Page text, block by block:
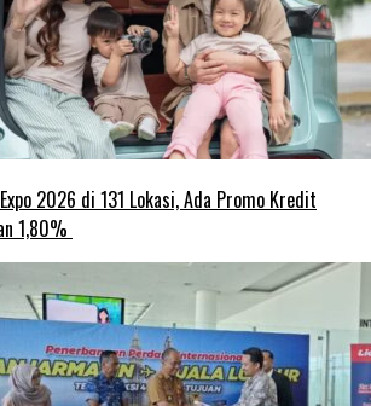
2026 di 131 Lokasi, Ada Promo Kredit
1,80%